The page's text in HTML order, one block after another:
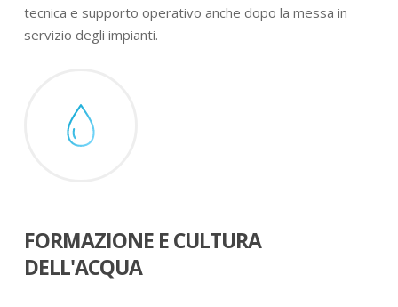
tecnica e supporto operativo anche dopo la messa in
servizio degli impianti.
FORMAZIONE E CULTURA
DELL'ACQUA